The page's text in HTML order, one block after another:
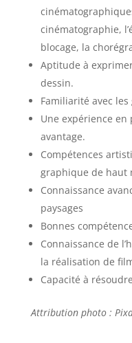
cinématographie,
blocage, la
Aptitude à
dessin.
Familiarité avec
Une expérience
avantage.
Compétences
graphique de haut
Connaissance
paysages
Bonnes
Connaissance de
la réalisation de
Capacité à
Attribution photo :